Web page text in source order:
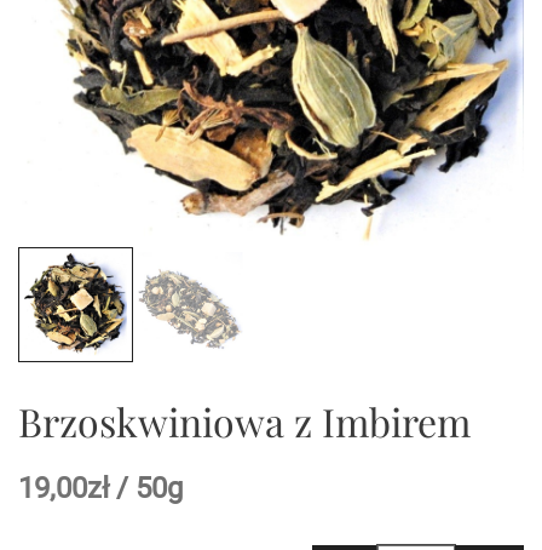
Brzoskwiniowa z Imbirem
19,00zł/ 50g